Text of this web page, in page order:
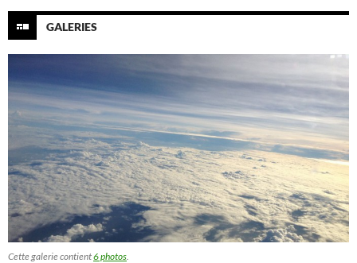
GALERIES
Cette galerie contient6 photos